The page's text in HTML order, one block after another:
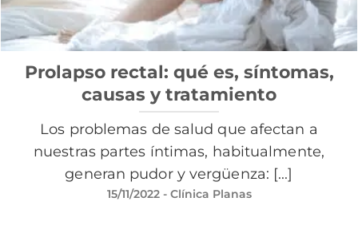
Prolapso rectal: qué es, síntomas,
causas y tratamiento
Los problemas de salud que afectan a
nuestras partes íntimas, habitualmente,
generan pudor y vergüenza: [...]
15/11/2022- Clínica Planas